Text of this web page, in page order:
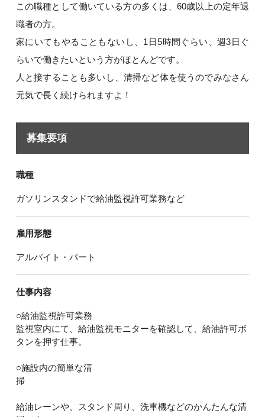
この職種として働いている方の多くは、60歳以上の定年退
職者の方。
家にいてもやることもないし、1日5時間ぐらい、週3日ぐ
らいで働きたいという方がほとんどです。
人と接することも多いし、清掃など体を使うのでみなさん
元気で長く続けられますよ！
募集要項
職種
ガソリンスタンドで給油監視許可業務など
雇用形態
アルバイト・パート
仕事内容
○給油監視許可業務
監視室内にて、給油監視モニターを確認して、給油許可ボ
タンを押す仕事。
○施設内の簡単な清
掃
給油レーンや、スタンド周り、洗車機などのかんたんな清